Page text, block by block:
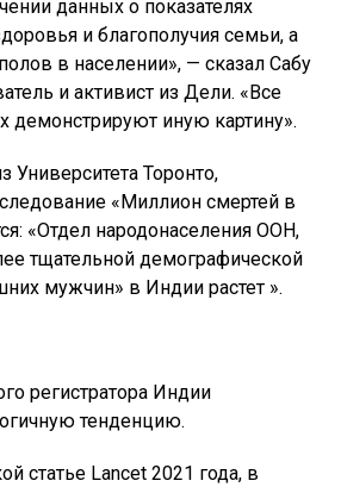
что ситуация
пропущенных женских родов
в 1987–96 годах до 5,5
годах.
классовые и
В августе 40-летняя
высококлассной семьи Мумбаи
восемь раз делать
желание семьи завести
1500 гормональных и
прежде чем она подала
прошлом году в штате
умерла 28-летняя женщина
время третьего